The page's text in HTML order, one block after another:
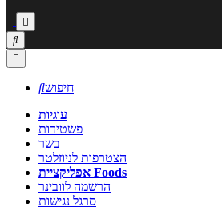



חיפוש
עוגיות
פשטידות
בשר
הצטרפות לניוזלטר
אפליקציית Foods
הרשמה לוובינר
סרגל נגישות